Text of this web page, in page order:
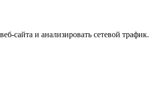
сайта и анализировать сетевой трафик.